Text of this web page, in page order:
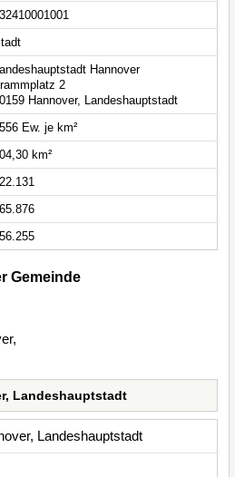
Hannover
2
Hannover, Landeshauptstadt
Ew. je km²
km²
Gemeinde
Landeshauptstadt
Landeshauptstadt